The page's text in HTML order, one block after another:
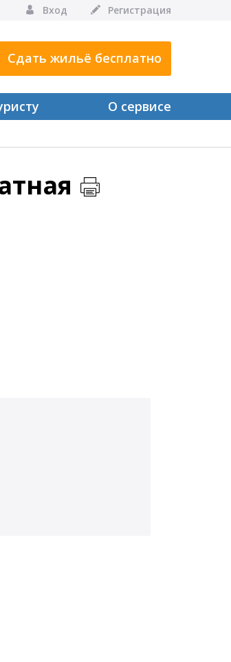
Вход Регистрация
Сдать жильё бесплатно
О сервисе